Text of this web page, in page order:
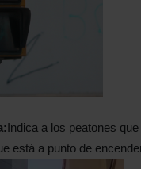
Indica a los peatones
está a punto de